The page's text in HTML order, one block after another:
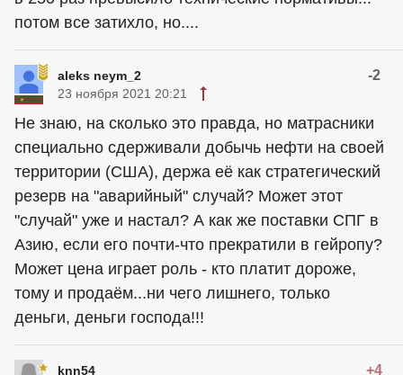
потом все затихло, но....
aleks neym_2 -2
23 ноября 2021 20:21
Не знаю, на сколько это правда, но матрасники
специально сдерживали добычь нефти на своей
территории (США), держа её как стратегический
резерв на "аварийный" случай? Может этот
"случай" уже и настал? А как же поставки СПГ в
Азию, если его почти-что прекратили в гейропу?
Может цена играет роль - кто платит дороже,
тому и продаём...ни чего лишнего, только
деньги, деньги господа!!!
knn54 +4